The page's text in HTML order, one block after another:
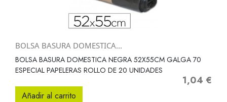
BOLSA BASURA DOMESTICA...
BOLSA BASURA DOMESTICA NEGRA 52X55CM GALGA 70
ESPECIAL PAPELERAS ROLLO DE 20 UNIDADES
Precio
1,04 €
Añadir al carrito